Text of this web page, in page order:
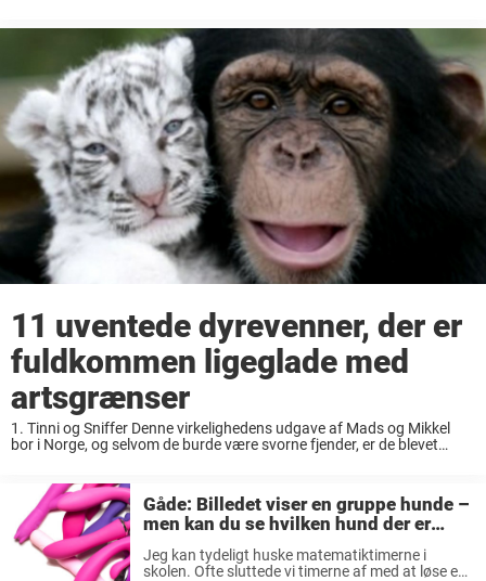
11 uventede dyrevenner, der er
fuldkommen ligeglade med
artsgrænser
1. Tinni og Sniffer Denne virkelighedens udgave af Mads og Mikkel
bor i Norge, og selvom de burde være svorne fjender, er de blevet
Gåde: Billedet viser en gruppe hunde –
men kan du se hvilken hund der er
Jeg kan tydeligt huske matematiktimerne i
skolen. Ofte sluttede vi timerne af med at løse en